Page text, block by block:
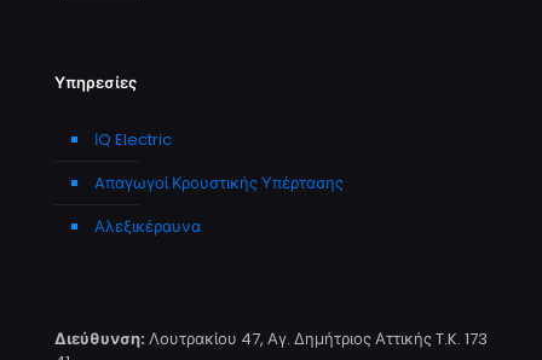
Υπηρεσίες
ΙQ Electric
Aπαγωγοί Κρουστικής Υπέρτασης
Αλεξικέραυνα
Διεύθυνση: Λουτρακίου 47, Αγ. Δημήτριος Αττικής T.K. 173